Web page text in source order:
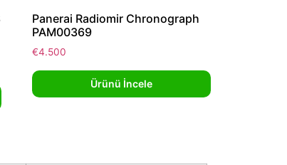
Panerai Radiomir Chronograph
PAM00369
€4.500
Ürünü İncele